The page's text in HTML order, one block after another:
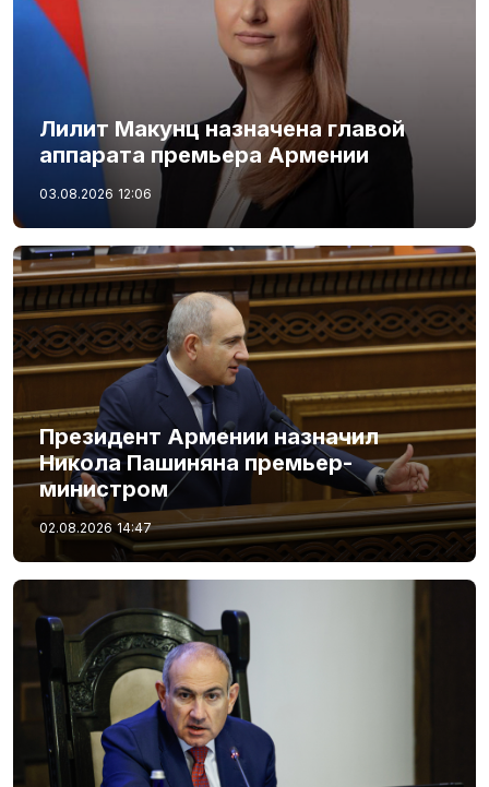
Лилит Макунц назначена главой
аппарата премьера Армении
03.08.2026 12:06
Президент Армении назначил
Никола Пашиняна премьер-
министром
02.08.2026 14:47